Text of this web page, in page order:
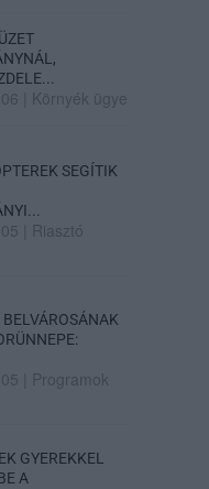
Környék ügye
SEGÍTIK
Riasztó
BELVÁROSÁNAK
Programok
GYEREKKEL
A